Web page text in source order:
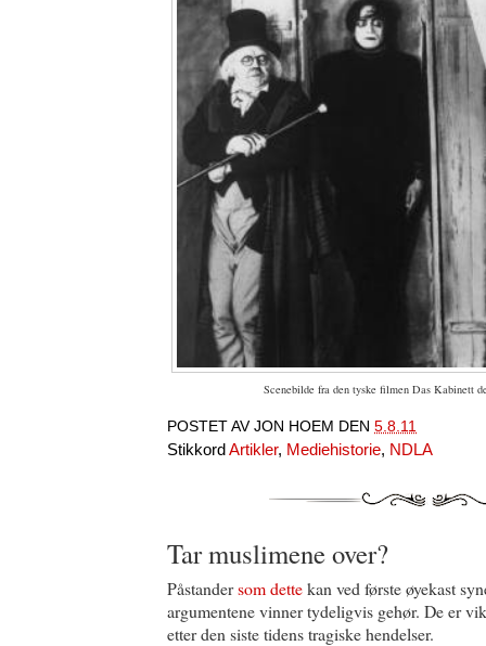
Scenebilde fra den tyske filmen Das Kabinett
POSTET AV JON HOEM DEN 5.8.11
Stikkord Artikler, Mediehistorie, NDLA
Tar muslimene over?
Påstandersom dettekan ved første øyekast
argumentene vinner tydeligvis gehør. De er
etter den siste tidens tragiske hendelser.